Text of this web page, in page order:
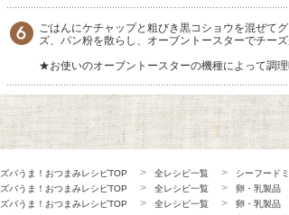
ごはんにケチャップと粗びき黒コショウを混ぜて
ズ、パン粉を散らし、オーブントースターでチー
★お使いのオーブントースターの機種によって調理
ズバうま！おつまみレシピTOP 全レシピ一覧
シーフード
ズバうま！おつまみレシピTOP
全レシピ一覧 卵・乳製品
ズバうま！おつまみレシピTOP
全レシピ一覧 卵・乳製品